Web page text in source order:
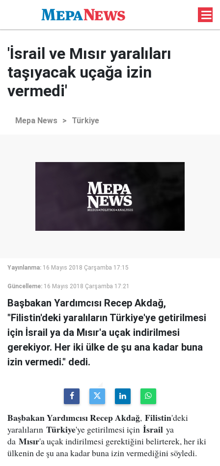
'İsrail ve Mısır yaralıları
taşıyacak uçağa izin
vermedi'
Mepa News > Türkiye
Yayınlanma: 16 Mayıs 2018 Çarşamba 17:15
Güncelleme: 16 Mayıs 2018 Çarşamba 17:21
Başbakan Yardımcısı Recep Akdağ,
"Filistin'deki yaralıların Türkiye'ye getirilmesi
için İsrail ya da Mısır'a uçak indirilmesi
gerekiyor. Her iki ülke de şu ana kadar buna
izin vermedi." dedi.
Başbakan Yardımcısı Recep Akdağ, Filistin'deki
yaralıların Türkiye'ye getirilmesi için İsrail ya
da Mısır'a uçak indirilmesi gerektiğini belirterek, her iki
ülkenin de şu ana kadar buna izin vermediğini söyledi.